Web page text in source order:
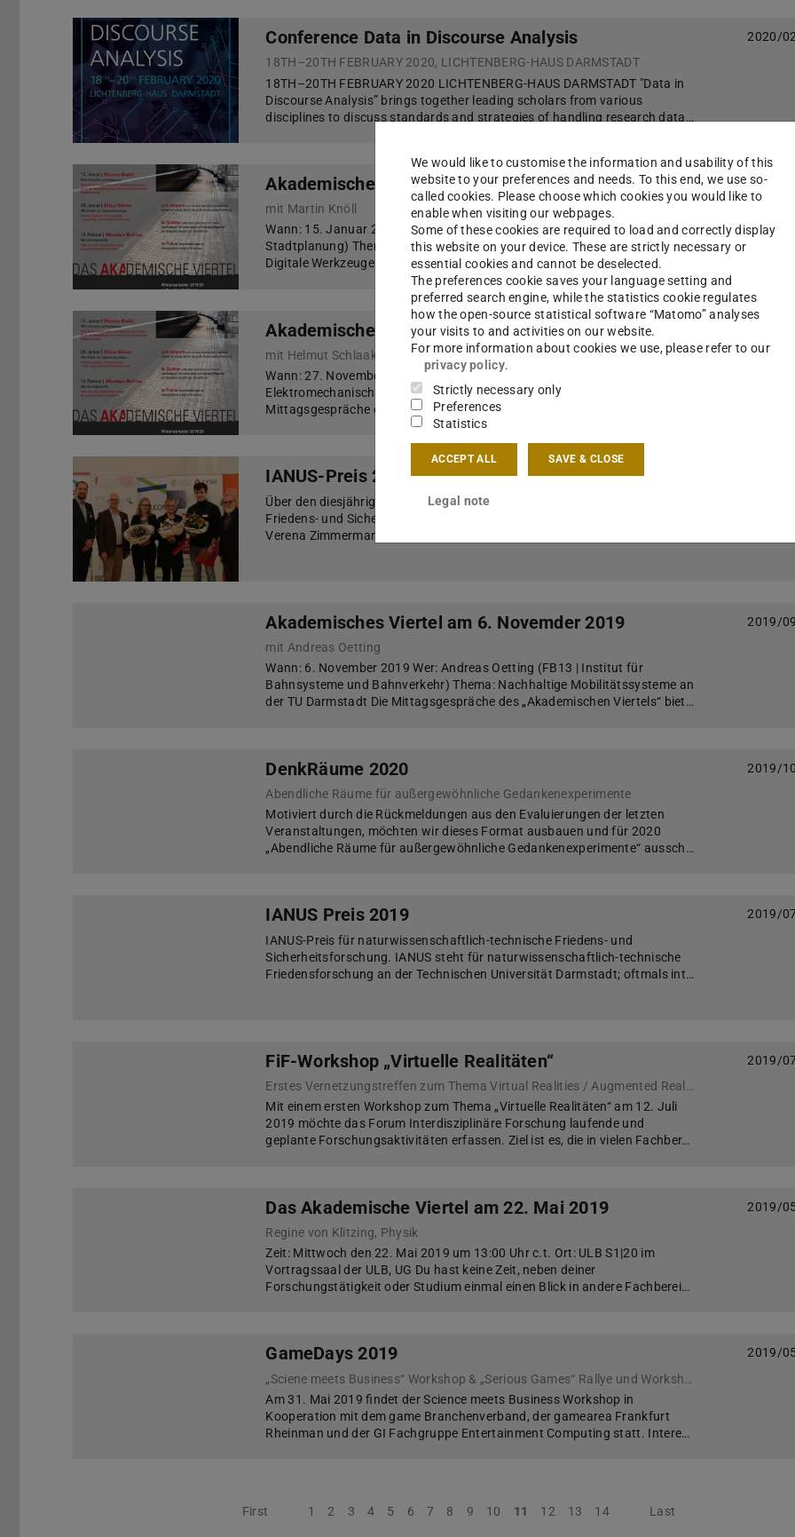
Conference Data in Discourse Analysis
2020/
18TH–20TH FEBRUARY 2020, LICHTENBERG-HAUS DARMSTADT
18TH–20TH FEBRUARY 2020 LICHTENBERG-HAUS DARMSTADT "Data in
Discourse Analysis” brings together leading scholars from various
disciplines to discuss standards and strategies of handling research data…
Akademisches Viertel am 15. Januar 2020
2019/
mit Martin Knöll
Wann: 15. Januar 2020 Wer: Martin Knöll (FB15 | Entwerfen und
Stadtplanung) Thema: Von Schweinehunden und Bewegungsrouten:
Digitale Werkzeuge für gesundheitsfördernde Stadtplanung Die Mittagsg…
Akademisches Viertel am 27. November 2019
mit Helmut Schlaak
Wann: 27. November 2019 Wer: Helmut Schlaak (FB18 | Mikrotechnik und
Elektromechanische Systeme) Thema: Mikro-Nano-Integration Die
Mittagsgespräche des „Akademischen Viertels“ bieten einen informellen R…
IANUS-Preis 2019
Über den diesjährigen IANUS-Preis für naturwissenschaftlich-technische
Friedens- und Sicherheitsforschung durften sich Christopher Fichtlscherer,
Verena Zimmermann und Stefka Schmid freuen.
Akademisches Viertel am 6. Novemder 2019
2019/
mit Andreas Oetting
Wann: 6. November 2019 Wer: Andreas Oetting (FB13 | Institut für
Bahnsysteme und Bahnverkehr) Thema: Nachhaltige Mobilitätssysteme an
der TU Darmstadt Die Mittagsgespräche des „Akademischen Viertels“ biet…
DenkRäume 2020
2019/
Abendliche Räume für außergewöhnliche Gedankenexperimente
Motiviert durch die Rückmeldungen aus den Evaluierungen der letzten
Veranstaltungen, möchten wir dieses Format ausbauen und für 2020
„Abendliche Räume für außergewöhnliche Gedankenexperimente“ aussch…
IANUS Preis 2019
2019/
IANUS-Preis für naturwissenschaftlich-technische Friedens- und
Sicherheitsforschung. IANUS steht für naturwissenschaftlich-technische
Friedensforschung an der Technischen Universität Darmstadt; oftmals int…
FiF-Workshop „Virtuelle Realitäten“
2019/
Erstes Vernetzungstreffen zum Thema Virtual Realities / Augmented Realities
Mit einem ersten Workshop zum Thema „Virtuelle Realitäten“ am 12. Juli
2019 möchte das Forum Interdisziplinäre Forschung laufende und
geplante Forschungsaktivitäten erfassen. Ziel ist es, die in vielen Fachber…
Das Akademische Viertel am 22. Mai 2019
2019/
Regine von Klitzing, Physik
Zeit: Mittwoch den 22. Mai 2019 um 13:00 Uhr c.t. Ort: ULB S1|20 im
Vortragssaal der ULB, UG Du hast keine Zeit, neben deiner
Forschungstätigkeit oder Studium einmal einen Blick in andere Fachberei…
GameDays 2019
2019/
„Sciene meets Business“ Workshop & „Serious Games“ Rallye und Workshop
Am 31. Mai 2019 findet der Science meets Business Workshop in
Kooperation mit dem game Branchenverband, der gamearea Frankfurt
Rheinman und der GI Fachgruppe Entertainment Computing statt. Intere…
First Previous
1 2 3 4 5 6 7 8 9 10 11 12 13 14 Next
Last
We would like to customise the information and usability of this
website to your preferences and needs. To this end, we use so-
called cookies. Please choose which cookies you would like to
enable when visiting our webpages.
Some of these cookies are required to load and correctly display
this website on your device. These are strictly necessary or
essential cookies and cannot be deselected.
The preferences cookie saves your language setting and
preferred search engine, while the statistics cookie regulates
how the open-source statistical software “Matomo” analyses
your visits to and activities on our website.
For more information about cookies we use, please refer to our
privacy policy.
Strictly necessary only
Preferences
Statistics
ACCEPT ALL SAVE & CLOSE
Legal note